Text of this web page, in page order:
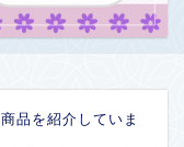
品を紹介していま